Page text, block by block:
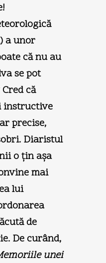
a unor
că nu au
se pot
că
instructive
precise,
Diaristul
o ţin aşa
mai
lui
de
De curând,
unei